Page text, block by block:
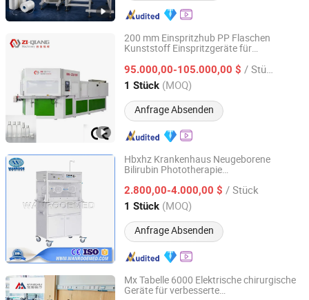
200 mm Einspritzhub PP Flaschen
Kunststoff Einspritzgeräte für
95.000,00-105.000,00 $ / Stück
1 Stück (MOQ)
Anfrage Absenden
Zhangjiagang Ziqiang Machinery Co., Ltd.
Jiangsu, China Seit 2016
Hbxhz Krankenhaus Neugeborene
Bilirubin Phototherapie
2.800,00-4.000,00 $ / Stück
1 Stück (MOQ)
Anfrage Absenden
Jiangsu Rooe Medical Technology Co., Ltd.
Jiangsu, China Seit 2013
Mx Tabelle 6000 Elektrische chirurgische
Geräte für verbesserte
Shandong Mingxu Medical Equipment Co., Ltd.